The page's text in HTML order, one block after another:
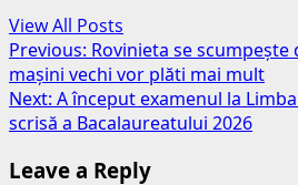
View All Posts
Post
navigation
Previous: Rovinieta se scumpește
mașini vechi vor plăti mai mult
Next: A început examenul la
scrisă a Bacalaureatului 2026
Leave a Reply